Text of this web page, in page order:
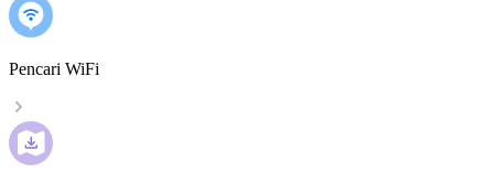
Pencari WiFi